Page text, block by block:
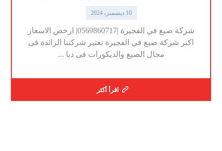
10 ديسمبر، 2024
شركة صبغ في الفجيرة |0569860717| ارخص الاسعار
اكبر شركة صبغ في الفجيرة تعتبر شركتنا الرائدة فى
مجال الصبغ والديكورات فى دبا ...
اقرأ أكثر